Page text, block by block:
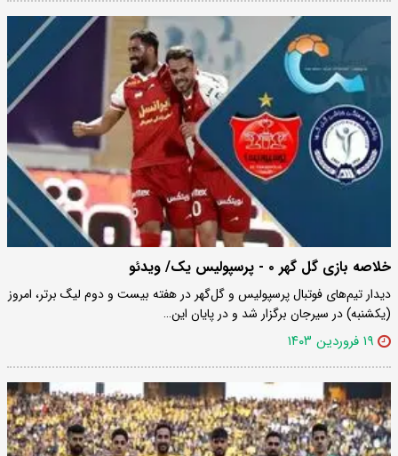
خلاصه بازی گل گهر ۰ - پرسپولیس یک/ ویدئو
دیدار تیم‌های فوتبال پرسپولیس و گل‌گهر در هفته بیست و دوم لیگ برتر، امروز
(یکشنبه) در سیرجان برگزار شد و در پایان این…
۱۹ فروردین ۱۴۰۳